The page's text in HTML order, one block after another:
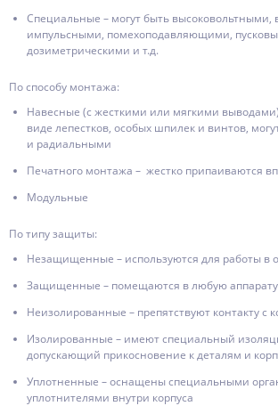
Специальные – могут быть высоковольтными,
импульсными, помехоподавляющими,
дозиметрическими и т.д.
По способу монтажа:
Навесные (с жесткими или мягкими
виде лепестков, особых шпилек и винтов,
и радиальными
Печатного монтажа – жестко припаиваются
Модульные
По типу защиты:
Незащищенные – используются для работы в
Защищенные – помещаются в любую
Неизолированные – препятствуют контакту с
Изолированные – имеют специальный
допускающий прикосновение к деталям и
Уплотненные – оснащены специальными
уплотнителями внутри корпуса